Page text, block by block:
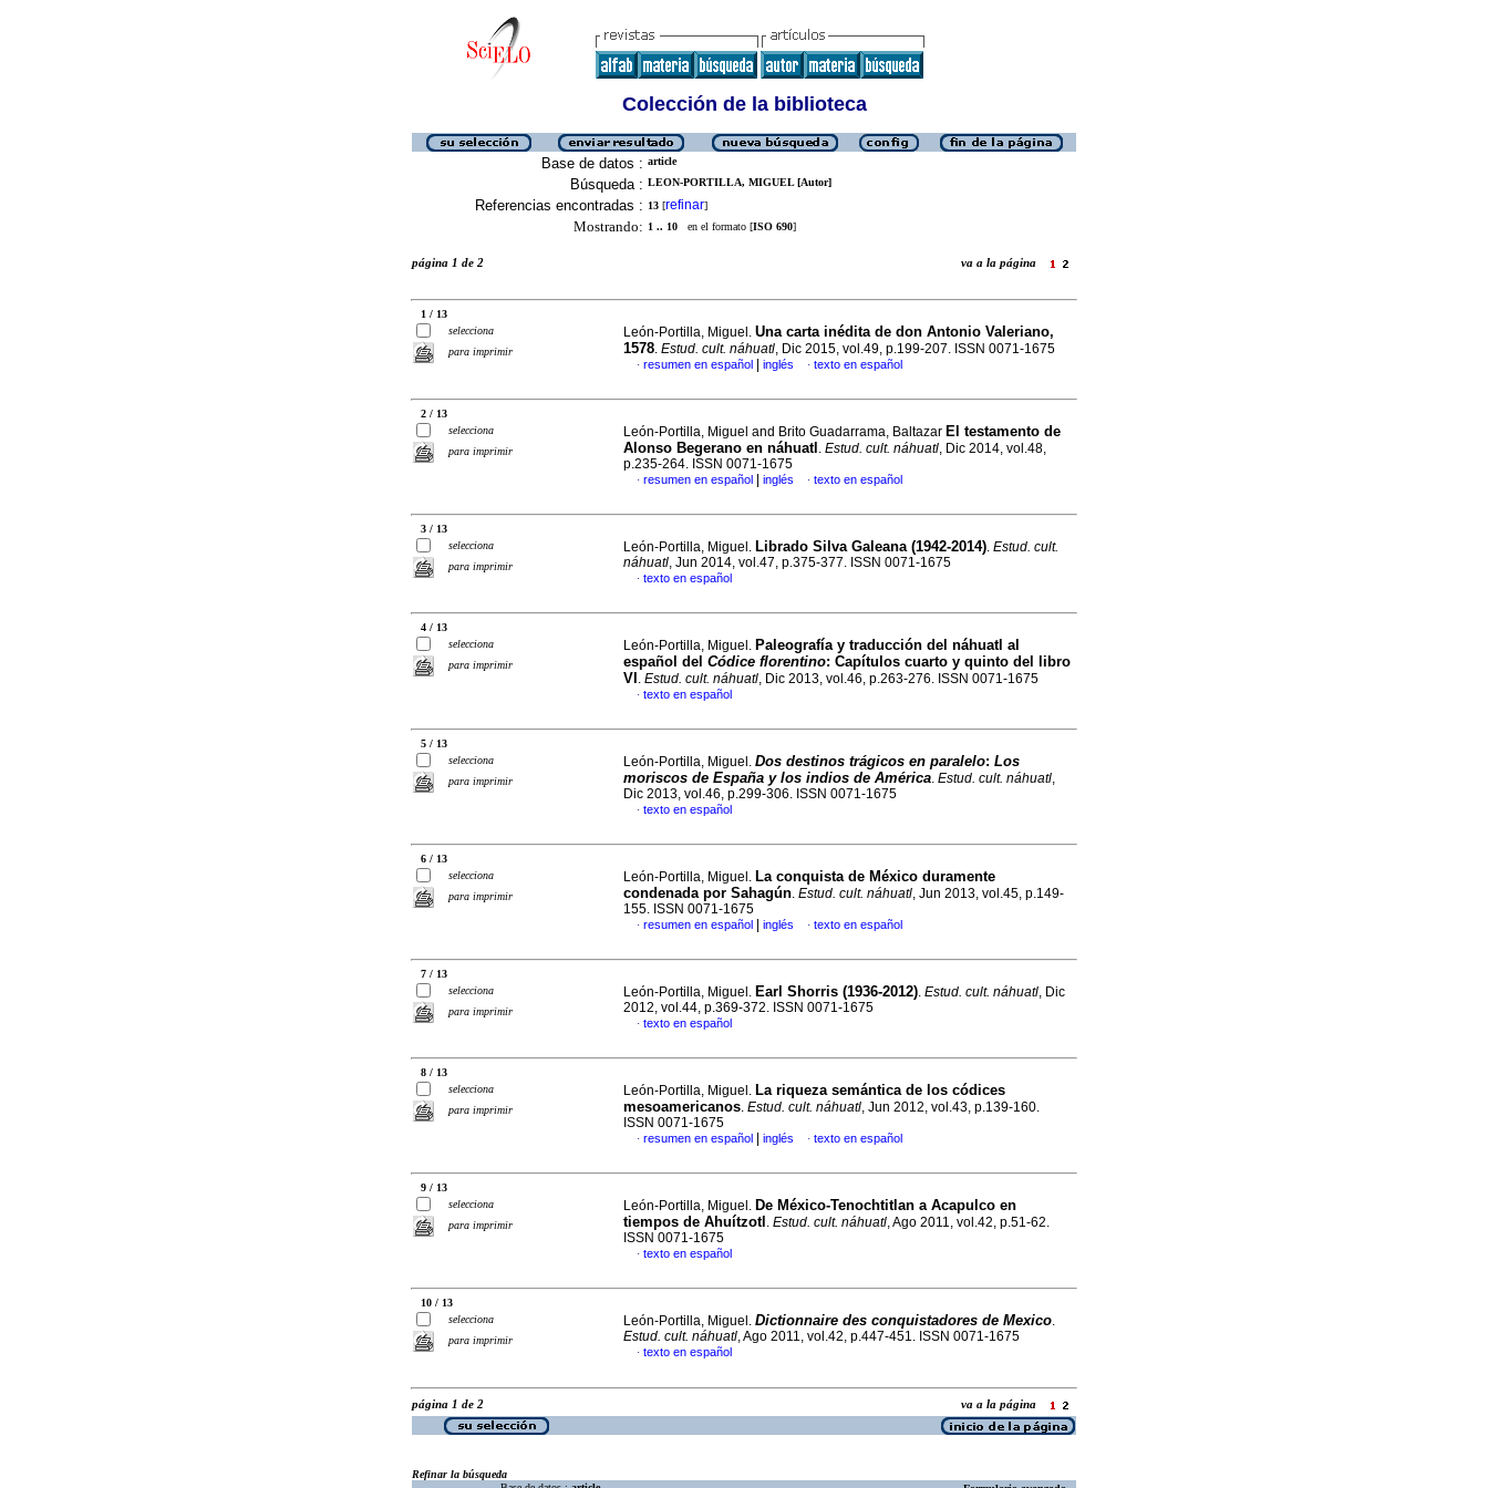
Colección de la biblioteca
Base de datos : article
Búsqueda : LEON-PORTILLA, MIGUEL [Autor]
Referencias encontradas : 13 [refinar]
Mostrando: 1 .. 10 en el formato [ISO 690]
página 1 de 2 va a la página
1 / 13
selecciona
para imprimir
León-Portilla, Miguel. Una carta inédita de don Antonio Valeriano,
1578. Estud. cult. náhuatl, Dic 2015, vol.49, p.199-207. ISSN 0071-1675
· resumen en español inglés · texto en español
2 / 13
selecciona
para imprimir
León-Portilla, Miguel and Brito Guadarrama, Baltazar El testamento de
Alonso Begerano en náhuatl . Estud. cult. náhuatl, Dic 2014, vol.48,
p.235-264. ISSN 0071-1675
· resumen en español inglés · texto en español
3 / 13
selecciona
para imprimir
León-Portilla, Miguel. Librado Silva Galeana (1942-2014). Estud. cult.
náhuatl, Jun 2014, vol.47, p.375-377. ISSN 0071-1675
· texto en español
4 / 13
selecciona
para imprimir
León-Portilla, Miguel. Paleografía y traducción del náhuatl al
español del Códice florentino: Capítulos cuarto y quinto del libro
VI . Estud. cult. náhuatl, Dic 2013, vol.46, p.263-276. ISSN 0071-1675
· texto en español
5 / 13
selecciona
para imprimir
León-Portilla, Miguel. Dos destinos trágicos en paralelo: Los
moriscos de España y los indios de América. Estud. cult. náhuatl,
Dic 2013, vol.46, p.299-306. ISSN 0071-1675
· texto en español
6 / 13
selecciona
para imprimir
León-Portilla, Miguel. La conquista de México duramente
condenada por Sahagún. Estud. cult. náhuatl, Jun 2013, vol.45, p.149-
155. ISSN 0071-1675
· resumen en español inglés · texto en español
7 / 13
selecciona
para imprimir
León-Portilla, Miguel. Earl Shorris (1936-2012). Estud. cult. náhuatl, Dic
2012, vol.44, p.369-372. ISSN 0071-1675
· texto en español
8 / 13
selecciona
para imprimir
León-Portilla, Miguel. La riqueza semántica de los códices
mesoamericanos. Estud. cult. náhuatl, Jun 2012, vol.43, p.139-160.
ISSN 0071-1675
· resumen en español inglés · texto en español
9 / 13
selecciona
para imprimir
León-Portilla, Miguel. De México-Tenochtitlan a Acapulco en
tiempos de Ahuítzotl . Estud. cult. náhuatl, Ago 2011, vol.42, p.51-62.
ISSN 0071-1675
· texto en español
10 / 13
selecciona
para imprimir
León-Portilla, Miguel. Dictionnaire des conquistadores de Mexico.
Estud. cult. náhuatl, Ago 2011, vol.42, p.447-451. ISSN 0071-1675
· texto en español
página 1 de 2 va a la página
Refinar la búsqueda